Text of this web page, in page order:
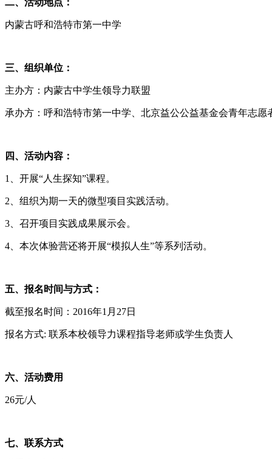
内蒙古呼和浩特市第一中学
三、组织单位：
主办方：内蒙古中学生领导力联盟
承办方：呼和浩特市第一中学、北京益公公益基金会青年志愿
四、活动内容：
1、开展“人生探知”课程。
2、组织为期一天的微型项目实践活动。
3、召开项目实践成果展示会。
4、本次体验营还将开展“模拟人生”等系列活动。
五、 报名时间与方式：
截至报名时间：2016年1月27日
报名方式: 联系本校领导力课程指导老师或学生负责人
六、活动费用
26元/人
七、联系方式